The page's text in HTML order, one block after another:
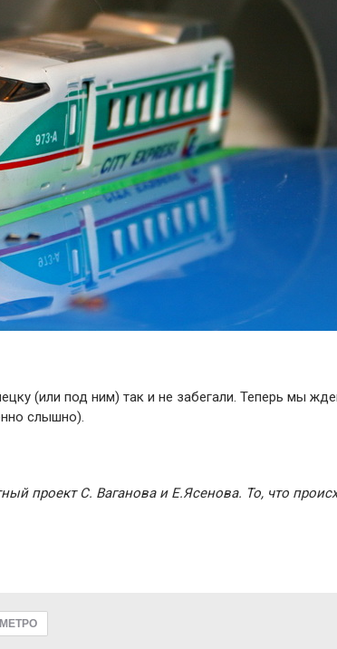
(или под ним) так и не забегали. Теперь мы
слышно).
проект С. Ваганова и Е.Ясенова. То, что
МЕТРО